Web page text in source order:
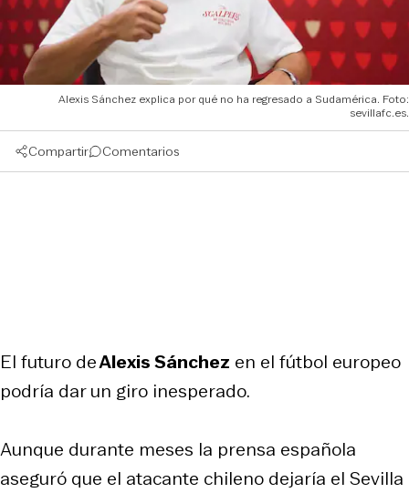
Alexis Sánchez explica por qué no ha regresado a Sudamérica. Foto:
sevillafc.es.
Compartir Comentarios
El futuro deAlexis Sánchez en el fútbol europeo
podría dar un giro inesperado.
Aunque durante meses la prensa española
aseguró que el atacante chileno dejaría el Sevilla